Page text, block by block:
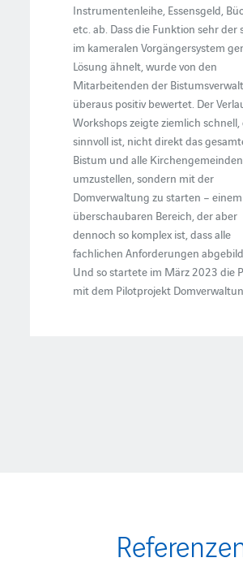
Instrumentenleihe, Essensgeld,
etc. ab. Dass die Funktion sehr der
im kameralen Vorgängersystem
Lösung ähnelt, wurde von den
Mitarbeitenden der
überaus positiv bewertet. Der
Workshops zeigte ziemlich schnell,
sinnvoll ist, nicht direkt das
Bistum und alle Kirchengemeinden
umzustellen, sondern mit der
Domverwaltung zu starten – einem
überschaubaren Bereich, der aber
dennoch so komplex ist, dass alle
fachlichen Anforderungen
Und so startete im März 2023 die
mit dem Pilotprojekt